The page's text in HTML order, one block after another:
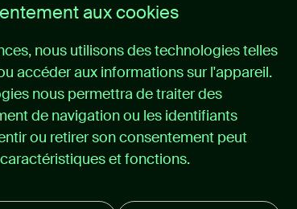
aux cookies
nous utilisons des technologies telles
accéder aux informations sur l'appareil.
nous permettra de traiter des
de navigation ou les identifiants
ou retirer son consentement peut
et fonctions.